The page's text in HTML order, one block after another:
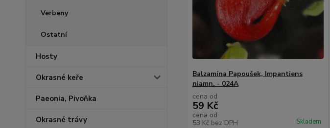
Verbeny
Ostatní
Hosty
Okrasné keře
Paeonia, Pivoňka
Okrasné trávy
Balzamína Papoušek, Impantiens
niamn. - 024A
cena od
59 Kč
cena od
53 Kč bez DPH Skladem